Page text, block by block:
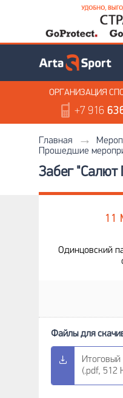
ОРГАНИЗАЦИЯ
+7 916
Главная
Прошедшие
Забег
11
Одинцовский
Итоговый
(.pdf, 512